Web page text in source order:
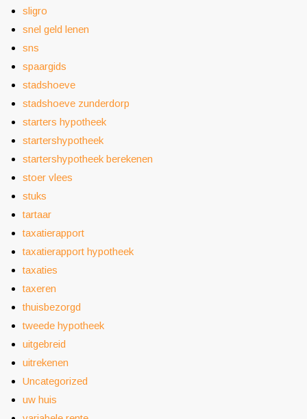
sligro
snel geld lenen
sns
spaargids
stadshoeve
stadshoeve zunderdorp
starters hypotheek
startershypotheek
startershypotheek berekenen
stoer vlees
stuks
tartaar
taxatierapport
taxatierapport hypotheek
taxaties
taxeren
thuisbezorgd
tweede hypotheek
uitgebreid
uitrekenen
Uncategorized
uw huis